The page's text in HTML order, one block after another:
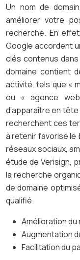
Un nom de
améliorer votre
recherche. En
Google accordent
clés contenus
domaine contient
activité, tels que «
ou « agence
d’apparaître en
recherchent ces
à retenir favorise le
réseaux sociaux,
étude de Verisign,
la recherche
de domaine
qualifié.
Amélioration
Augmentation
Facilitation du